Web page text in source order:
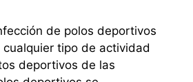
de polos deportivos
tipo de actividad
deportivos de las